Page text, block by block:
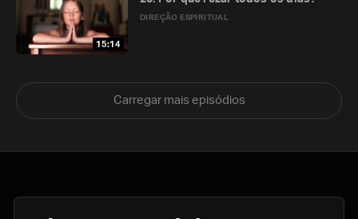
15:14
DIREÇÃO ESPIRITUAL
Carregar mais episódios